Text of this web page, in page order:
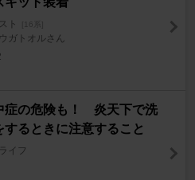
ト [16系]
ガトオルさん
症の危険も！ 炎天下で洗
するときに注意すること
イフ